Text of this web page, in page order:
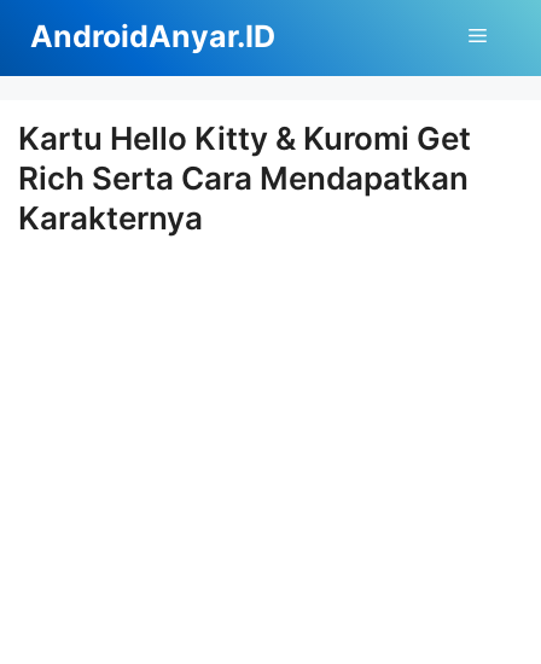
isi
AndroidAnyar.ID Menu
Kartu Hello Kitty & Kuromi Get
Rich Serta Cara Mendapatkan
Karakternya